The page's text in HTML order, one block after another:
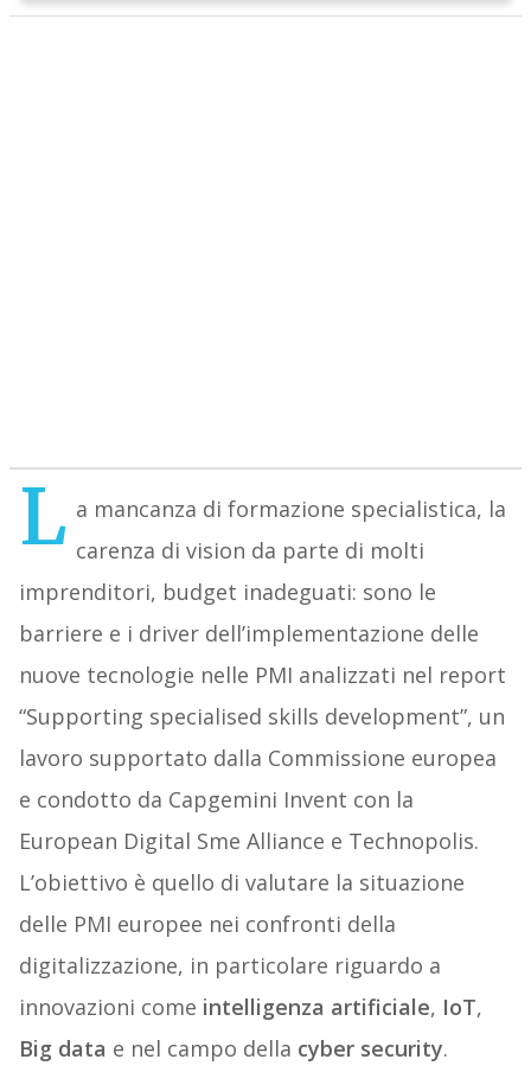
L a mancanza di formazione specialistica, la
carenza di vision da parte di molti
imprenditori, budget inadeguati: sono le
barriere e i driver dell’implementazione delle
nuove tecnologie nelle PMI analizzati nel report
“Supporting specialised skills development”, un
lavoro supportato dalla Commissione europea
e condotto da Capgemini Invent con la
European Digital Sme Alliance e Technopolis.
L’obiettivo è quello di valutare la situazione
delle PMI europee nei confronti della
digitalizzazione, in particolare riguardo a
innovazioni come intelligenza artificiale, IoT,
Big data e nel campo della cyber security.